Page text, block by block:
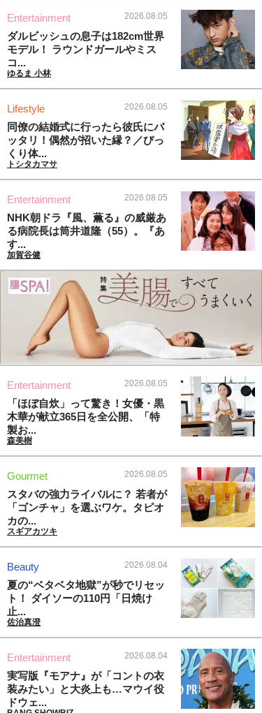
Entertainment 2026.08.05
ダルビッシュの息子は182cm世界
モデル！ ラウンドガールやミス
コ...
ゆるま 小林
Lifestyle 2026.08.05
同僚の結婚式に行ったら彼氏にバ
ッタリ！偶然が招いた縁？／びっ
くり体...
トシタカマサ
Entertainment 2026.08.05
NHK朝ドラ『風、薫る』の威厳あ
る病院長は筒井道隆（55）。『あ
す...
加賀谷健
Entertainment 2026.08.05
「ほぼ自炊」って驚き！女優・黒
木華が献立365日を全公開、「特
製お...
森美樹
Gourmet 2026.08.05
スタバの強力ライバルに？ 若者が
「ゴンチャ」を選ぶワケ。タピオ
カの...
スギアカツキ
Beauty 2026.08.04
夏の“ベタベタ地獄”が秒でリセッ
ト！ ダイソーの110円「日焼け
止...
佐治真澄
Entertainment 2026.08.04
実写版『モアナ』が「コントの衣
装みたい」と大炎上も…マウイ役
ドウェ...